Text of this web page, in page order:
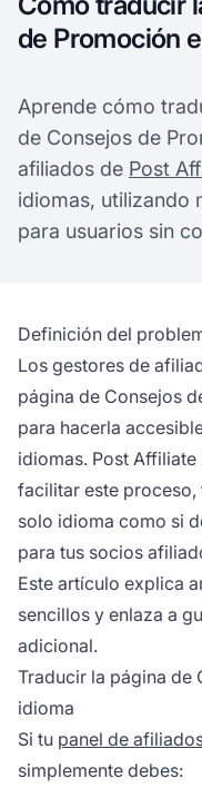
de Promoción
Aprende cómo
de Consejos de
afiliados de Post
idiomas, utilizando
para usuarios sin
Definición del
Los gestores de
página de Consejos
para hacerla
idiomas. Post
facilitar este proceso,
solo idioma como si
para tus socios
Este artículo explica
sencillos y enlaza a
adicional.
Traducir la página de
idioma
Si tu panel de
simplemente debes: